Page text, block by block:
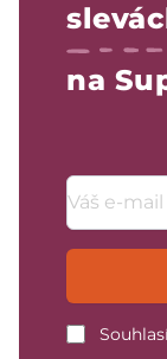
na
Emailová